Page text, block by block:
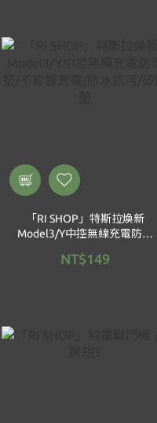
「RI SHOP」特斯拉煥新
Model3/Y中控無線充電防滑
膠墊
NT$149